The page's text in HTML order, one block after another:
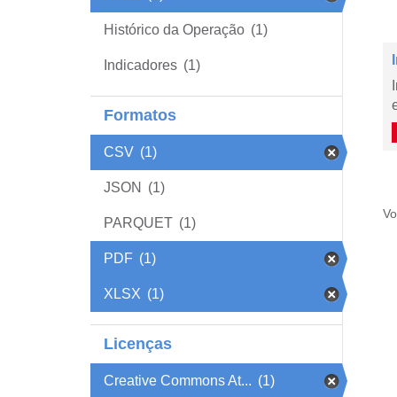
Histórico da Operação (1)
Indicadores (1)
Formatos
CSV (1)
JSON (1)
PARQUET (1)
PDF (1)
XLSX (1)
Licenças
Creative Commons At... (1)